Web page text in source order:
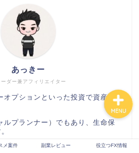
ーダー兼アフィリエイター
あっきー
オプションといった投資で資産運
ルプランナー）でもあり、生命保
どれほど大事かをしっかりと分かっ
メ案件 副業レビュー 役立つFX情報
MENU
役立つFX情報